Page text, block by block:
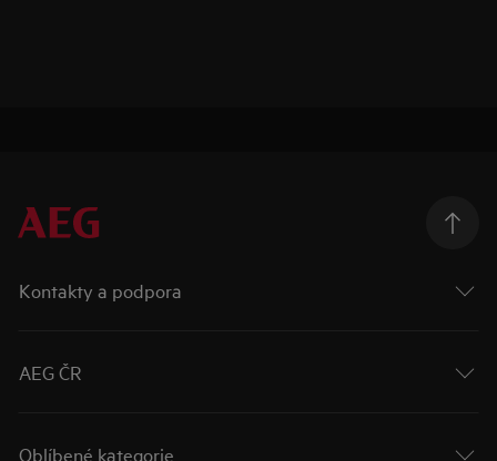
Kontakty a podpora
AEG ČR
Oblíbené kategorie